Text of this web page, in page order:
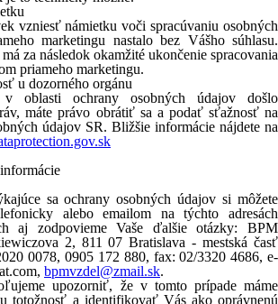
vzniesť námietku voči spracúvaniu osobných
marketingu nastalo bez Vášho súhlasu.
za následok okamžité ukončenie spracovania
priameho marketingu.
u dozorného orgánu
oblasti ochrany osobných údajov došlo
máte právo obrátiť sa a podať sťažnosť na
údajov SR. Bližšie informácie nájdete na
sa ochrany osobných údajov si môžete
alebo emailom na týchto adresách
aj zodpovieme Vaše ďalšie otázky: BPM
2, 811 07 Bratislava - mestská časť
0078, 0905 172 880, fax: 02/3320 4686, e-
bpmvzdel@zmail.sk.
upozorniť, že v tomto prípade máme
totožnosť a identifikovať Vás ako oprávnenú